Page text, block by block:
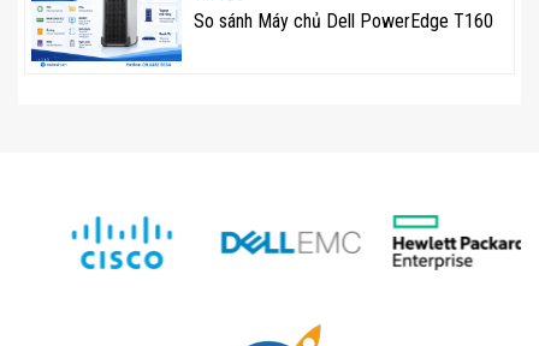
Dạng 1U rackmount , dễ lắp đặt trong tủ rack tiêu
chuẩn doanh nghiệp.
giám sát, cấu hình và cập nhật firmware nhanh chóng.
, giúp bảo vệ hệ thống khỏi
So sánh Máy chủ Dell PowerEdge T160